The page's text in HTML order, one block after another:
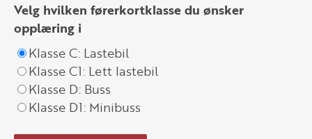
Velg hvilken førerkortklasse du ønsker
opplæring i
Klasse C: Lastebil
Klasse C1: Lett lastebil
Klasse D: Buss
Klasse D1: Minibuss